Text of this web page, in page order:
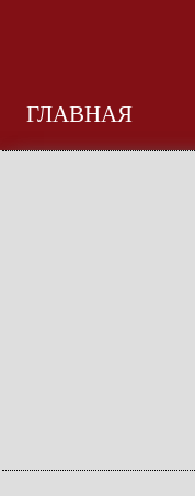
ГЛАВНАЯ